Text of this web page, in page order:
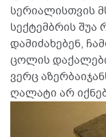
სერიალისთვის
სექტემბრის შუა
დამიძახებენ,
ცოლის
ვერც
ღალატი არ